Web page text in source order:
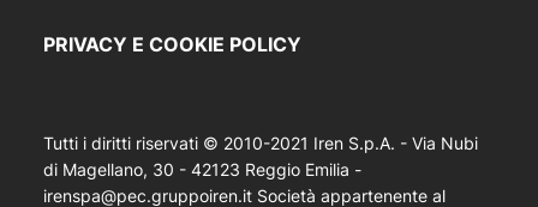
PRIVACY E COOKIE POLICY
Tutti i diritti riservati © 2010-2021 Iren S.p.A. - Via Nubi
di Magellano, 30 - 42123 Reggio Emilia -
irenspa@pec.gruppoiren.it Società appartenente al